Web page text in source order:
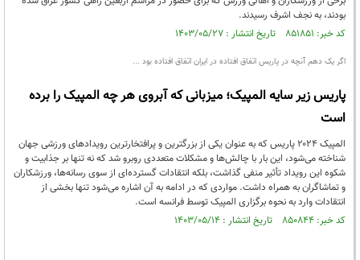
بودند، به نجف اشرف رسیدند.
کد خبر: ۸۵۱۸۵۱ تاریخ انتشار : ۱۴۰۳/۰۵/۲۷
اگر یک دهم آنچه در پاریس اتفاق افتاده در ایران اتفاق افتاده بود ...
پاریس زیر سایه المپیک؛ میزبانی که آبروی هر چه المپیک را برده
است
المپیک ۲۰۲۴ پاریس که به عنوان یکی از بزرگترین و پرافتخارترین رویدادهای ورزشی جهان
شناخته می‌شود، این بار با چالش‌ها و مشکلات متعددی روبرو شد که نه تنها بر جذابیت و
شکوه این رویداد تأثیر منفی گذاشت، بلکه انتقادات گسترده‌ای از سوی رسانه‌ها، ورزشکاران
و تماشاگران به همراه داشت. مواردی که در ادامه به آن اشاره می‌شود تنها بخشی از
انتقادات وارد به نحوه برگزاری المپیک توسط فرانسه است.
کد خبر: ۸۵۰۸۴۴ تاریخ انتشار : ۱۴۰۳/۰۵/۱۴